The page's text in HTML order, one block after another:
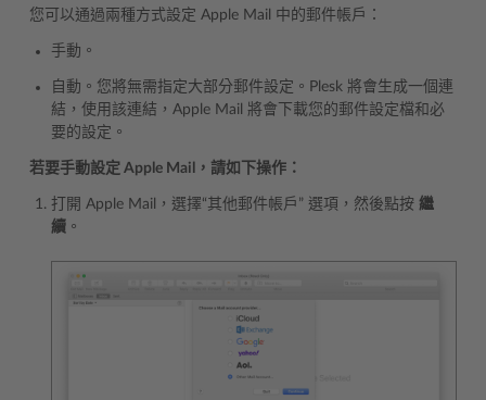
您可以通過兩種方式設定 Apple Mail 中的郵件帳戶：
手動。
自動。您將無需指定大部分郵件設定。Plesk 將會生成一個連
結，使用該連結，Apple Mail 將會下載您的郵件設定檔和必
要的設定。
若要手動設定 Apple Mail，請如下操作：
打開 Apple Mail，選擇“其他郵件帳戶” 選項，然後點按 繼
續 。